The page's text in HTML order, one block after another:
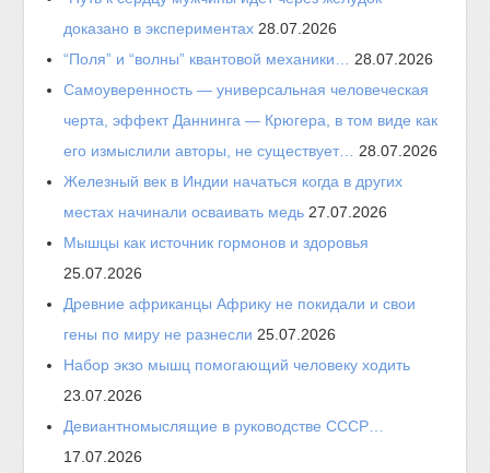
доказано в экспериментах 28.07.2026
“Поля” и “волны” квантовой механики…
28.07.2026
Самоуверенность — универсальная человеческая
черта, эффект Даннинга — Крюгера, в том виде как
его измыслили авторы, не существует…
28.07.2026
Железный век в Индии начаться когда в других
местах начинали осваивать медь 27.07.2026
Мышцы как источник гормонов и здоровья
25.07.2026
Древние африканцы Африку не покидали и свои
гены по миру не разнесли 25.07.2026
Набор экзо мышц помогающий человеку ходить
23.07.2026
Девиантномыслящие в руководстве СССР…
17.07.2026